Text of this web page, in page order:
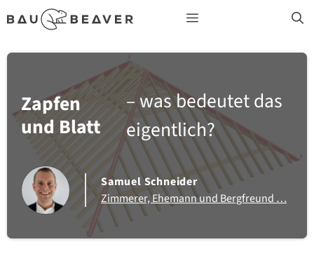
Inhalt
springen
Menü
© Samuel J. Schneider BAUBEAVER
Zapfen
und Blatt
– was bedeutet das
eigentlich?
Samuel Schneider
Zimmerer, Ehemann und Bergfreund …